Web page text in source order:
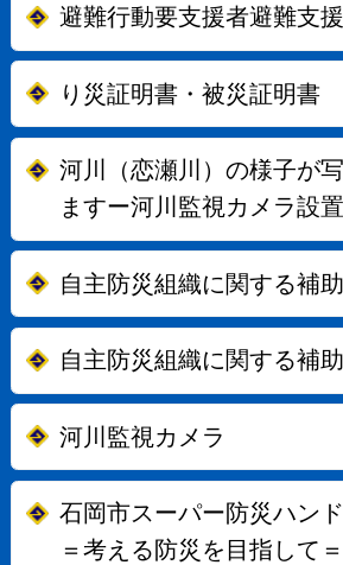
避難行動要支援者避難支
り災証明書・被災証明書
河川（恋瀬川）の様子が
ますー河川監視カメラ設
自主防災組織に関する補
自主防災組織に関する補
河川監視カメラ
石岡市スーパー防災ハン
＝考える防災を目指して＝